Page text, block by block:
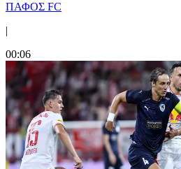
ΠΑΦΟΣ FC
|
00:06